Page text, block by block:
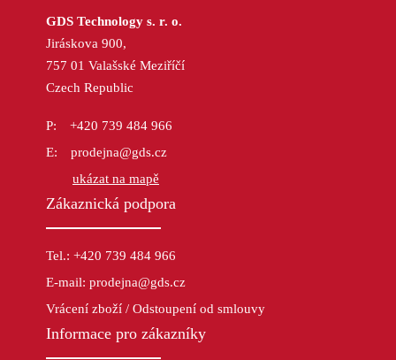
GDS Technology s. r. o.
Jiráskova 900,
757 01 Valašské Meziříčí
Czech Republic
+420 739 484 966
prodejna@gds.cz
ukázat na mapě
Zákaznická podpora
Tel.: +420 739 484 966
E-mail: prodejna@gds.cz
Vrácení zboží / Odstoupení od smlouvy
Informace pro zákazníky